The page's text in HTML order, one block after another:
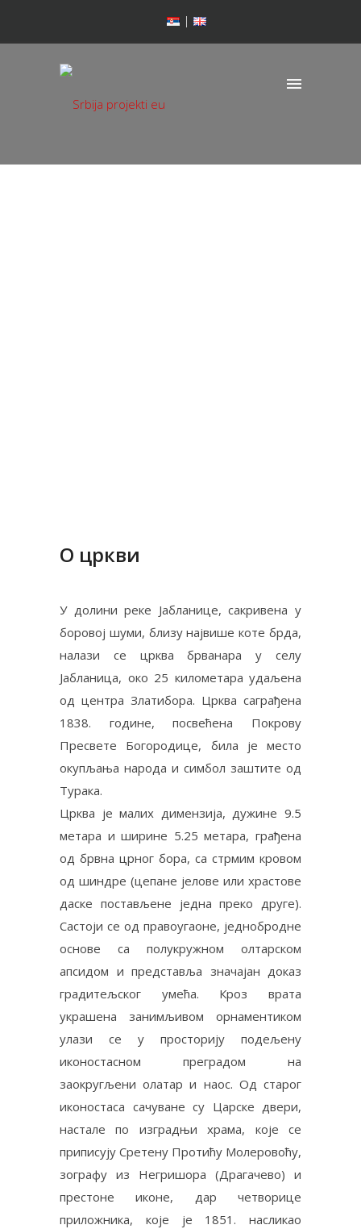
О цркви
У долини реке Јабланице, сакривена у
боровој шуми, близу највише коте брда,
налази се црква брванара у селу
Јабланица, око 25 километара удаљена
од центра Златибора. Црква саграђена
1838. године, посвећена Покрову
Пресвете Богородице, била је место
окупљања народа и симбол заштите од
Турака.
Црква је малих димензија, дужине 9.5
метара и ширине 5.25 метара, грађена
од брвна црног бора, са стрмим кровом
од шиндре (цепане јелове или храстове
даске постављене једна преко друге).
Састоји се од правоугаоне, једнобродне
основе са полукружном олтарском
апсидом и представља значајан доказ
градитељског умећа. Кроз врата
украшена занимљивом орнаментиком
улази се у просторију подељену
иконостасном преградом на
заокругљени олатар и наос. Од старог
иконостаса сачуване су Царске двери,
настале по изградњи храма, које се
приписују Сретену Протићу Молеровоћу,
зографу из Негришора (Драгачево) и
престоне иконе, дар четворице
приложника, које је 1851. насликао